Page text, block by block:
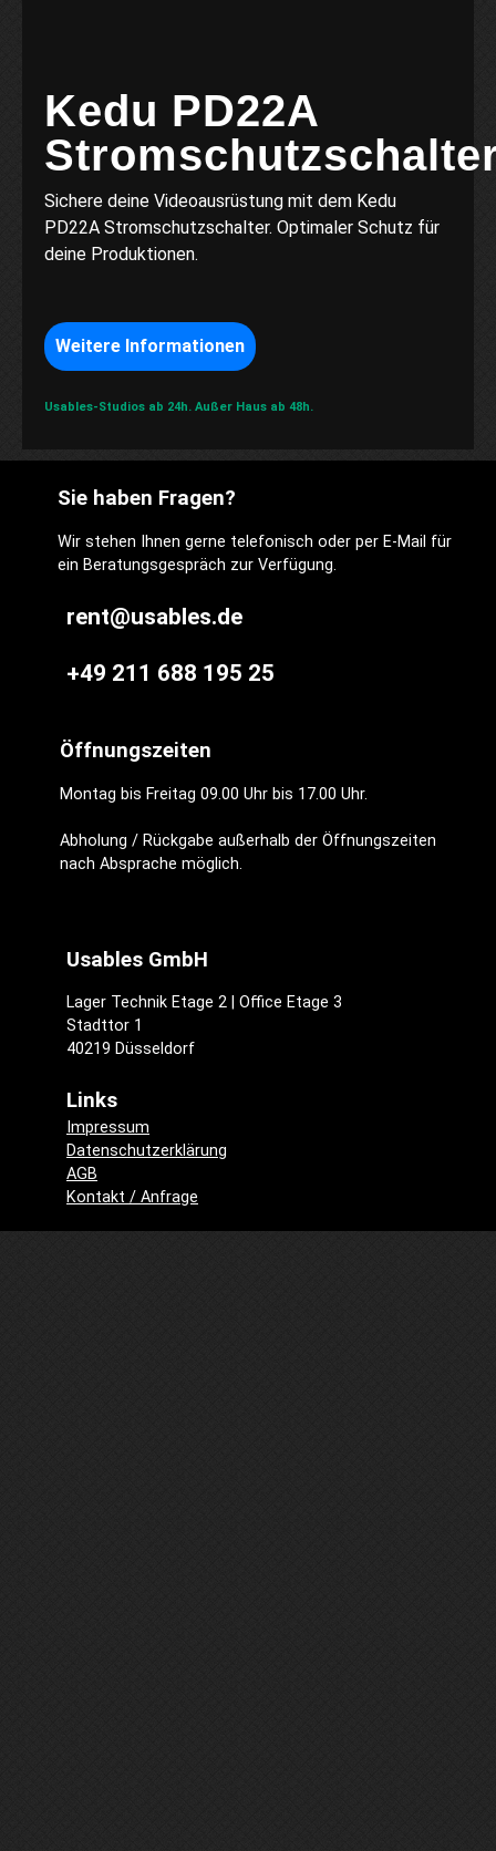
Kedu PD22A
Sichere deine Videoausrüstung mit dem Kedu
PD22A Stromschutzschalter. Optimaler Schutz für
deine Produktionen.
Weitere Informationen
Usables-Studios ab 24h. Außer Haus ab 48h.
Sie haben Fragen?
Wir stehen Ihnen gerne telefonisch oder per E-Mail für
ein Beratungsgespräch zur Verfügung.
rent@usables.de
+49 211 688 195 25
Öffnungszeiten
Montag bis Freitag 09.00 Uhr bis 17.00 Uhr.
Abholung / Rückgabe außerhalb der Öffnungszeiten
nach Absprache möglich.
Usables GmbH
Lager Technik Etage 2 | Office Etage 3
Stadttor 1
40219 Düsseldorf
Links
Impressum
Datenschutzerklärung
AGB
Kontakt / Anfrage